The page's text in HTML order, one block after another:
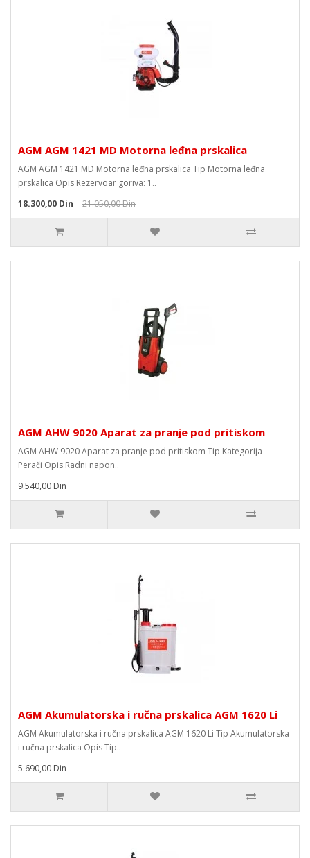
AGM AGM 1421 MD Motorna leđna prskalica
AGM AGM 1421 MD Motorna leđna prskalica Tip Motorna leđna
prskalica Opis Rezervoar goriva: 1..
18.300,00 Din
21.050,00 Din
AGM AHW 9020 Aparat za pranje pod pritiskom
AGM AHW 9020 Aparat za pranje pod pritiskom Tip Kategorija
Perači Opis Radni napon..
9.540,00 Din
AGM Akumulatorska i ručna prskalica AGM 1620 Li
AGM Akumulatorska i ručna prskalica AGM 1620 Li Tip Akumulatorska
i ručna prskalica Opis Tip..
5.690,00 Din